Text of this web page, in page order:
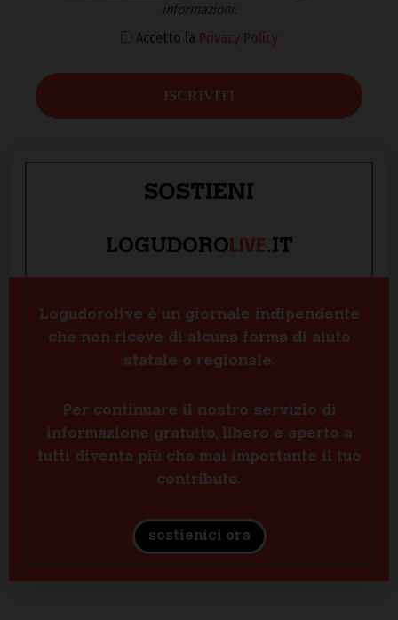
informazioni.
Accetto la Privacy Policy
SOSTIENI
LOGUDOROLIVE.IT
Logudorolive è un giornale indipendente
che non riceve di alcuna forma di aiuto
statale o regionale.
Per continuare il nostro servizio di
informazione gratuito, libero e aperto a
tutti diventa più che mai importante il tuo
contributo.
sostienici ora